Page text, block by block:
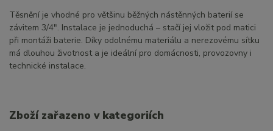
Těsnění je vhodné pro většinu běžných nástěnných baterií se
závitem 3/4″. Instalace je jednoduchá – stačí jej vložit pod matici
při montáži baterie. Díky odolnému materiálu a nerezovému sítku
má dlouhou životnost a je ideální pro domácnosti, provozovny i
technické instalace.
Zboží zařazeno v kategoriích